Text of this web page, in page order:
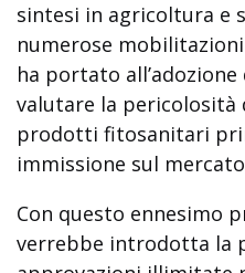
sintesi in agricoltura e
numerose
ha portato
valutare la
prodotti fitosanitari
immissione sul
Con questo ennesimo
verrebbe introdotta la